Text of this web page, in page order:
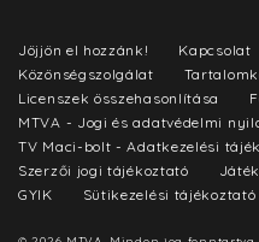
Jöjjön el hozzánk! Kapcsolat
Közönségszolgálat
Licenszek összehasonlítása
MTVA - Jogi és adatvédelmi
TV Maci-bolt - Adatkezelési
Szerzői jogi tájékoztató
GYIK
Sütikezelési tájékoztató